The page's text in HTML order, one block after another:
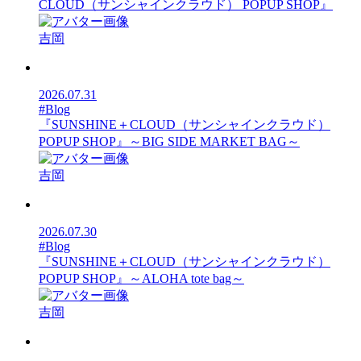
CLOUD（サンシャインクラウド） POPUP SHOP』
吉岡
2026.07.31
#Blog
『SUNSHINE＋CLOUD（サンシャインクラウド）
POPUP SHOP』～BIG SIDE MARKET BAG～
吉岡
2026.07.30
#Blog
『SUNSHINE＋CLOUD（サンシャインクラウド）
POPUP SHOP』～ALOHA tote bag～
吉岡